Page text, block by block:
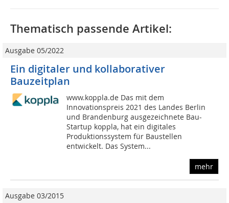
Thematisch passende Artikel:
Ausgabe 05/2022
Ein digitaler und kollaborativer
Bauzeitplan
www.koppla.de Das mit dem
Innovationspreis 2021 des Landes Berlin
und Brandenburg ausgezeichnete Bau-
Startup koppla, hat ein digitales
Produktionssystem für Baustellen
entwickelt. Das System...
mehr
Ausgabe 03/2015